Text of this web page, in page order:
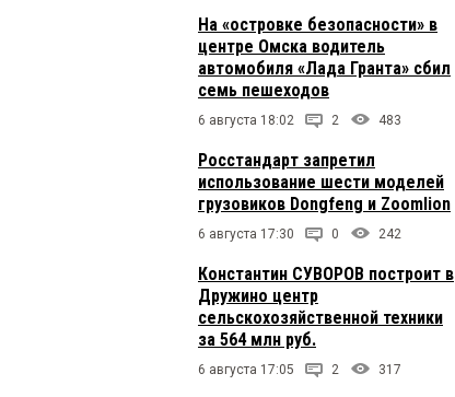
На «островке безопасности» в
центре Омска водитель
автомобиля «Лада Гранта» сбил
семь пешеходов
6 августа 18:02 2 483
Росстандарт запретил
использование шести моделей
грузовиков Dongfeng и Zoomlion
6 августа 17:30 0 242
Константин СУВОРОВ построит в
Дружино центр
сельскохозяйственной техники
за 564 млн руб.
6 августа 17:05 2 317